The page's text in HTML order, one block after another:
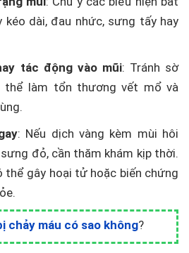
dài, đau nhức, sưng tấy hay
tác động vào mũi: Tránh sờ
thể làm tổn thương vết mổ và
: Nếu dịch vàng kèm mùi hôi
đỏ, cần thăm khám kịp thời.
thể gây hoại tử hoặc biến chứng
chảy máu có sao không?